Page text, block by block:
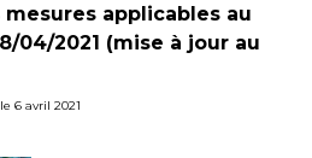
mesures applicables au
04/2021 (mise à jour au
6 avril 2021